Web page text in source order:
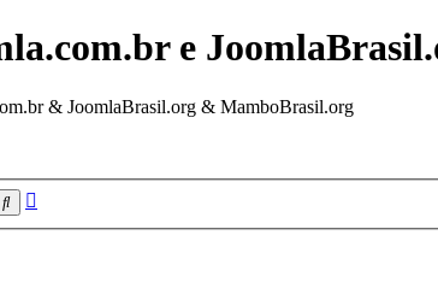
e
& JoomlaBrasil.org & MamboBrasil.org
Pesquisar